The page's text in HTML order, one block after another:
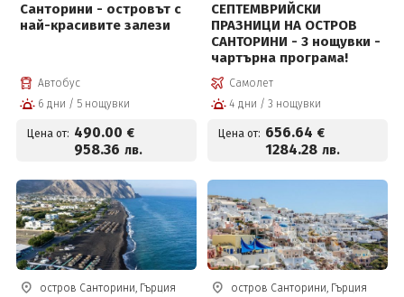
Санторини - островът с
най-красивите залези
Автобус
6 дни / 5 нощувки
Цена от: 490.00 €
958.36 лв.
СЕПТЕМВРИЙСКИ
ПРАЗНИЦИ НА ОСТРОВ
САНТОРИНИ - 3 нощувки -
чартърна програма!
Самолет
4 дни / 3 нощувки
Цена от: 656.64 €
1284.28 лв.
остров Санторини, Гърция остров Санторини, Гърция